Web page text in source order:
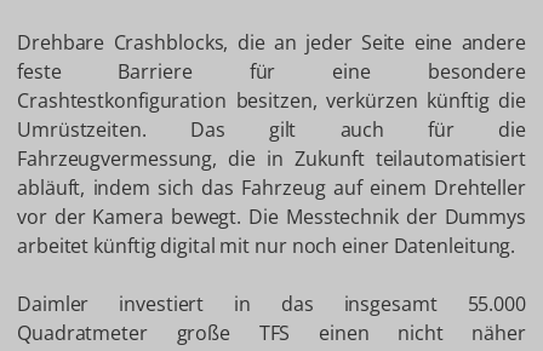
Drehbare Crashblocks, die an jeder Seite eine andere
feste Barriere für eine besondere
Crashtestkonfiguration besitzen, verkürzen künftig die
Umrüstzeiten. Das gilt auch für die
Fahrzeugvermessung, die in Zukunft teilautomatisiert
abläuft, indem sich das Fahrzeug auf einem Drehteller
vor der Kamera bewegt. Die Messtechnik der Dummys
arbeitet künftig digital mit nur noch einer Datenleitung.
Daimler investiert in das insgesamt 55.000
Quadratmeter große TFS einen nicht näher